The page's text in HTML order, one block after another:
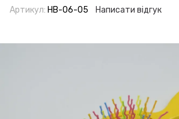
Артикул: HB-06-05 Написати відгук